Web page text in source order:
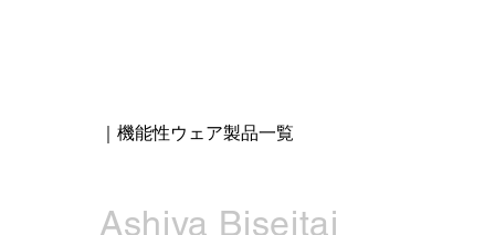
｜機能性ウェア製品一覧
Ashiya Biseitai